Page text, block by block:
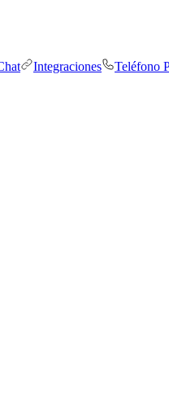
Integraciones Teléfono